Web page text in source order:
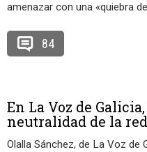
amenazar con una «quiebra
84
En La Voz de
neutralidad de la red
Olalla Sánchez, de La Voz de